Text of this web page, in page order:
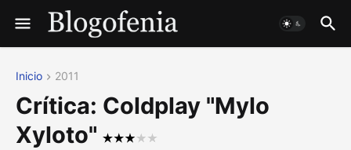
Inicio 2011
Crítica: Coldplay "Mylo
Xyloto"